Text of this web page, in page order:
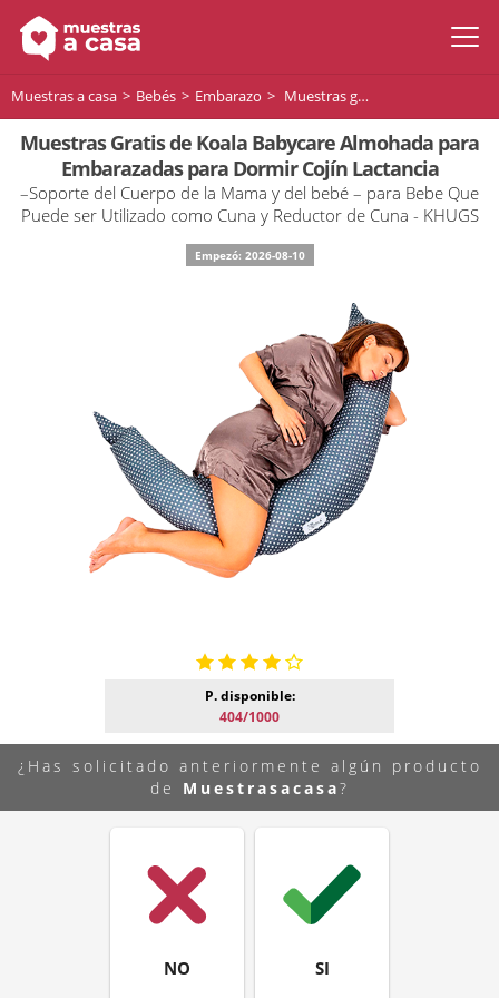
Muestras a casa Bebés Embarazo Muestras gratis de Koala Babycare® Almohada para Embarazadas para Dormir Cojin Lactancia
Muestras Gratis de Koala Babycare Almohada para
Embarazadas para Dormir Cojín Lactancia
–Soporte del Cuerpo de la Mama y del bebé – para Bebe Que
Puede ser Utilizado como Cuna y Reductor de Cuna - KHUGS
Empezó: 2026-08-10
P. disponible:
404/1000
¿Has solicitado anteriormente algún producto
de Muestrasacasa?
NO SI